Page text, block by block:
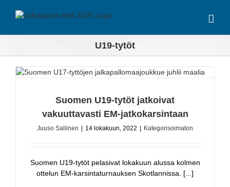
U19-tytöt
Suomen U19-tytöt jatkoivat
vakuuttavasti EM-jatkokarsintaan
Juuso Sallinen 14 lokakuun, 2022 Kategorisoimaton
Suomen U19-tytöt pelasivat lokakuun alussa kolmen
ottelun EM-karsintaturnauksen Skotlannissa. [...]